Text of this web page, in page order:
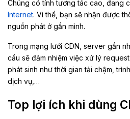
Chúng có tính tương tác cao, đang
Internet. Vì thế, bạn sẽ nhận được
nguồn phát ở gần mình.
Trong mạng lưới CDN, server gần
cầu sẽ đảm nhiệm việc xử lý
phát sinh như thời gian tải chậm,
dịch vụ,…
Top lợi ích khi dùng